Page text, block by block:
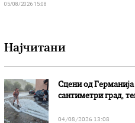
05/08/2026 15:08
Најчитани
Сцени од
сантиметри град,
04/08/2026 13:08